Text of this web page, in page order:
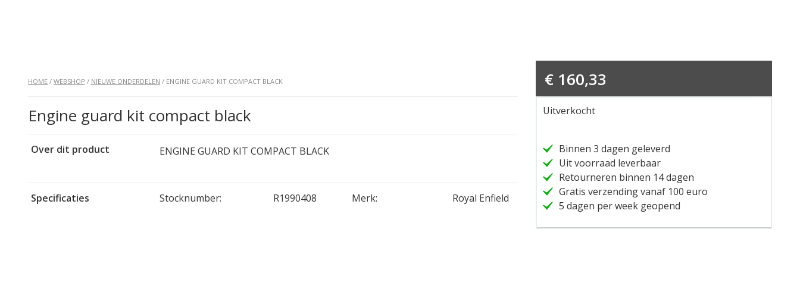
HOME / WEBSHOP / NIEUWE ONDERDELEN / ENGINE GUARD KIT COMPACT BLACK
Engine guard kit compact black
Over dit product ENGINE GUARD KIT COMPACT BLACK
Specificaties Stocknumber: R1990408 Merk: Royal Enfield
€ 160,33
Uitverkocht
Binnen 3 dagen geleverd
Uit voorraad leverbaar
Retourneren binnen 14 dagen
Gratis verzending vanaf 100 euro
5 dagen per week geopend